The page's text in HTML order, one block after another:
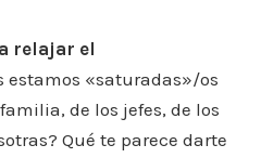
relajar el
estamos «saturadas»/os
de los jefes, de los
Qué te parece darte